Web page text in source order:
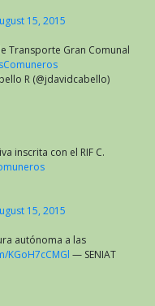
15, 2015
Transporte Gran Comunal
R (@jdavidcabello)
inscrita con el RIF C.
15, 2015
autónoma a las
KGoH7cCMGl — SENIAT